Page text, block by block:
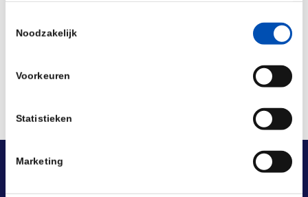
Noodzakelijk
Voorkeuren
Statistieken
Marketing